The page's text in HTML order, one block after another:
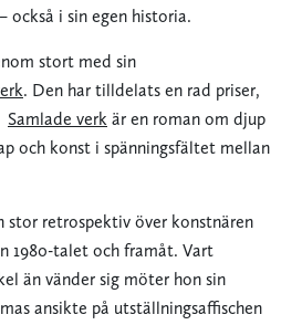
också i sin egen historia.
stort med sin
. Den har tilldelats en rad priser,
Samlade verk är en roman om djup
och konst i spänningsfältet mellan
stor retrospektiv över konstnären
1980-talet och framåt. Vart
än vänder sig möter hon sin
ansikte på utställningsaffischen